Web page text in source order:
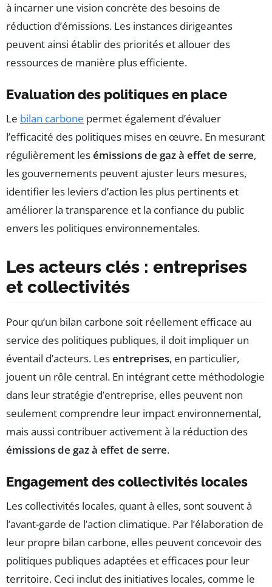
à incarner une vision concrète des besoins de
réduction d’émissions. Les instances dirigeantes
peuvent ainsi établir des priorités et allouer des
ressources de manière plus efficiente.
Evaluation des politiques en place
Le bilan carbone permet également d’évaluer
l’efficacité des politiques mises en œuvre. En mesurant
régulièrement lesémissions de gaz à effet de serre,
les gouvernements peuvent ajuster leurs mesures,
identifier les leviers d’action les plus pertinents et
améliorer la transparence et la confiance du public
envers les politiques environnementales.
Les acteurs clés : entreprises
et collectivités
Pour qu’un bilan carbone soit réellement efficace au
service des politiques publiques, il doit impliquer un
éventail d’acteurs. Lesentreprises, en particulier,
jouent un rôle central. En intégrant cette méthodologie
dans leur stratégie d’entreprise, elles peuvent non
seulement comprendre leur impact environnemental,
mais aussi contribuer activement à la réduction des
émissions de gaz à effet de serre.
Engagement des collectivités locales
Les collectivités locales, quant à elles, sont souvent à
l’avant-garde de l’action climatique. Par l’élaboration de
leur propre bilan carbone, elles peuvent concevoir des
politiques publiques adaptées et efficaces pour leur
territoire. Ceci inclut des initiatives locales, comme le